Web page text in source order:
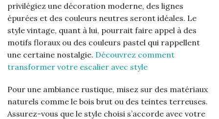
privilégiez une décoration moderne, des lignes
épurées et des couleurs neutres seront idéales. Le
style vintage, quant à lui, pourrait faire appel à des
motifs floraux ou des couleurs pastel qui rappellent
une certaine nostalgie. Découvrez comment
transformer votre escalier avec style
Pour une ambiance rustique, misez sur des matériaux
naturels comme le bois brut ou des teintes terreuses.
Assurez-vous que le style choisi s’accorde avec votre